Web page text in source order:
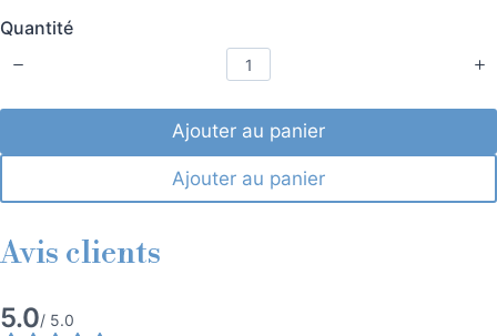
é
1
v
s
Quantité
Ajouter au panier
Ajouter au panier
Avis clients
Note
5.0/ 5.0